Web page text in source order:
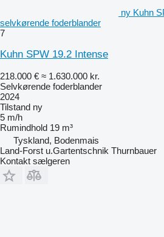
ny Kuhn
selvkørende foderblander
7
Kuhn SPW 19.2 Intense
218.000 € ≈ 1.630.000 kr.
Selvkørende foderblander
2024
Tilstand ny
5 m/h
Rumindhold 19 m³
Tyskland, Bodenmais
Land-Forst u.Gartentschnik Thurnbauer
Kontakt sælgeren